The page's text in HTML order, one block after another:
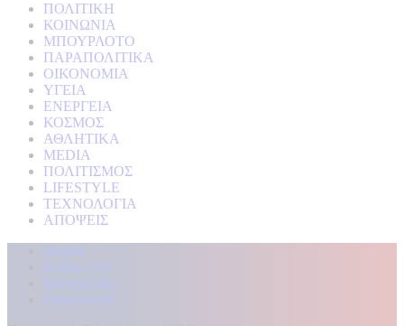
ΠΟΛΙΤΙΚΗ
ΚΟΙΝΩΝΙΑ
ΜΠΟΥΡΛΟΤΟ
ΠΑΡΑΠΟΛΙΤΙΚΑ
ΟΙΚΟΝΟΜΙΑ
ΥΓΕΙΑ
ΕΝΕΡΓΕΙΑ
ΚΟΣΜΟΣ
ΑΘΛΗΤΙΚΑ
MEDIA
ΠΟΛΙΤΙΣΜΟΣ
LIFESTYLE
ΤΕΧΝΟΛΟΓΙΑ
ΑΠΟΨΕΙΣ
Αρχική
Kontra Live
Καταγγελίες
Επικοινωνία